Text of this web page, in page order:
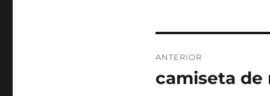
de
ANTERIOR
Entrada
camiseta de